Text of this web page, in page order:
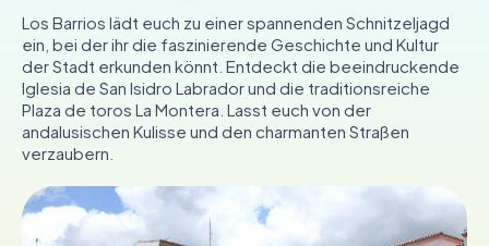
Touren
Teamevent
Tickets
INT AT
DE
ES
Los Barrios lädt euch zu einer spannenden Schnitzeljagd
ein, bei der ihr die faszinierende Geschichte und Kultur
der Stadt erkunden könnt. Entdeckt die beeindruckende
Iglesia de San Isidro Labrador und die traditionsreiche
Plaza de toros La Montera. Lasst euch von der
andalusischen Kulisse und den charmanten Straßen
verzaubern.